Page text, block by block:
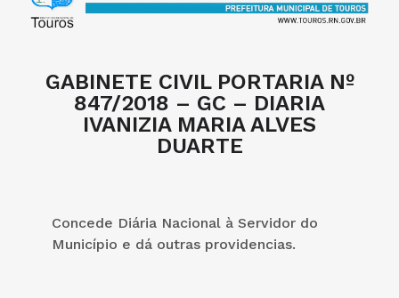
GABINETE CIVIL PORTARIA Nº
847/2018 – GC – DIARIA
IVANIZIA MARIA ALVES
DUARTE
Concede Diária Nacional à Servidor do
Município e dá outras providencias.